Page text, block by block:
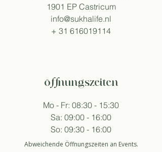
1901 EP Castricum
info@sukhalife.nl
+ 31 616019114
öffnungszeiten
Mo - Fr: 08:30 - 15:30
Sa: 09:00 - 16:00
So: 09:30 - 16:00
Abweichende Öffnungszeiten an Events.